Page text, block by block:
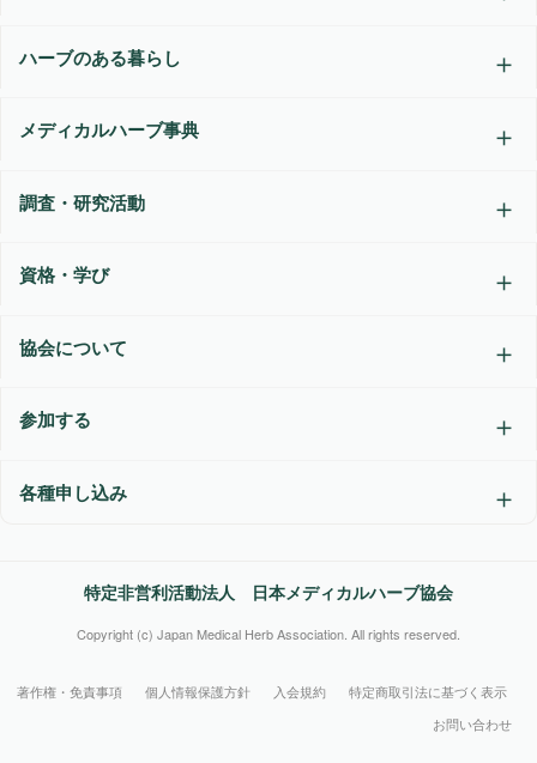
ハーブのある暮らし
メディカルハーブ事典
調査・研究活動
資格・学び
協会について
参加する
各種申し込み
特定非営利活動法人 日本メディカルハーブ協会
Copyright (c) Japan Medical Herb Association. All rights reserved.
著作権・免責事項 個人情報保護方針 入会規約
特定商取引法に基づく表示
お問い合わせ